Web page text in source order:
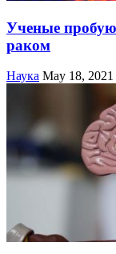
Ученые
раком
Наука May 18, 2021